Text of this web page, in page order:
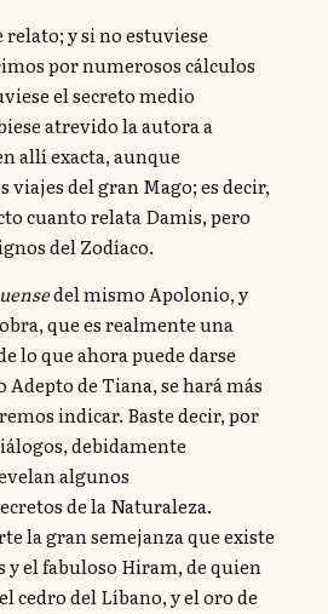
relato; y si no estuviese
por numerosos cálculos
el secreto medio
atrevido la autora a
allí exacta, aunque
viajes del gran Mago; es decir,
cuanto relata Damis, pero
del Zodíaco.
del mismo Apolonio, y
que es realmente una
lo que ahora puede darse
de Tiana, se hará más
indicar. Baste decir, por
debidamente
algunos
de la Naturaleza.
la gran semejanza que existe
y el fabuloso Hiram, de quien
cedro del Líbano, y el oro de